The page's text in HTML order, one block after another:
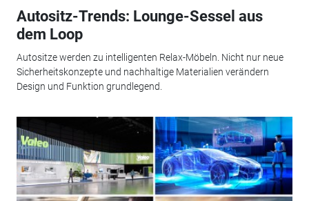
Autositz-Trends: Lounge-Sessel aus
dem Loop
Autositze werden zu intelligenten Relax-Möbeln. Nicht nur neue
Sicherheitskonzepte und nachhaltige Materialien verändern
Design und Funktion grundlegend.